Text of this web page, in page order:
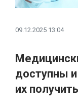
09.12.2025 13:04
доступны
их получить